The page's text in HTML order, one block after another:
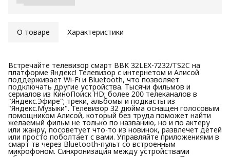
О товаре Характеристики
Встречайте телевизор смарт BBK 32LEX-7232/TS2C на
платформе Яндекс! Телевизор с интернетом и Алисой
поддерживает Wi-Fi и Bluetooth, что позволяет
подключать другие устройства. Тысячи фильмов и
сериалов из КиноПоиск HD; более 200 телеканалов в
"Яндекс.Эфире"; треки, альбомы и подкасты из
"Яндекс.Музыки". Телевизор 32 дюйма оснащен голосовым
помощником Алисой, который без труда поможет найти
желаемый фильм не только по названию, но и по актеру
или жанру, посоветует что-то из новинок, развлечет детей
или просто поболтает с вами. Управляйте приложениями в
смарт тв через Bluetooth-пульт со встроенным
микрофоном. Синхронизация между устройствами